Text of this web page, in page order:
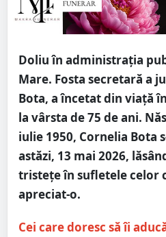
Doliu în administrația
Mare. Fosta secretară a
Bota, a încetat din viață
la vârsta de 75 de ani.
iulie 1950, Cornelia Bota
astăzi, 13 mai 2026,
tristețe în sufletele celor
apreciat-o.
Cei care doresc să îi